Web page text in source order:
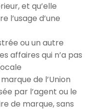
et qu’elle
l’usage d’une
ou un autre
affaires qui n’a pas
de l’Union
par l’agent ou le
de marque, sans